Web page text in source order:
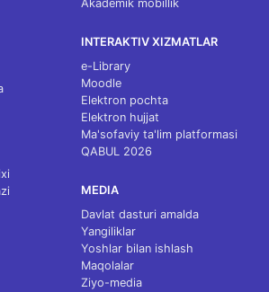
Akademik mobillik
INTERAKTIV XIZMATLAR
e-Library
Moodle
Elektron pochta
Elektron hujjat
Ma'sofaviy ta'lim platformasi
QABUL 2026
MEDIA
Davlat dasturi amalda
Yangiliklar
Yoshlar bilan ishlash
Maqolalar
Ziyo-media